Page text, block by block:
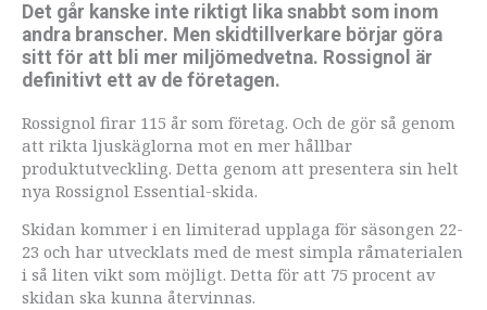
Det går kanske inte riktigt lika snabbt som inom
andra branscher. Men skidtillverkare börjar göra
sitt för att bli mer miljömedvetna. Rossignol är
definitivt ett av de företagen.
Rossignol firar 115 år som företag. Och de gör så genom
att rikta ljuskäglorna mot en mer hållbar
produktutveckling. Detta genom att presentera sin helt
nya Rossignol Essential-skida.
Skidan kommer i en limiterad upplaga för säsongen 22-
23 och har utvecklats med de mest simpla råmaterialen
i så liten vikt som möjligt. Detta för att 75 procent av
skidan ska kunna återvinnas.